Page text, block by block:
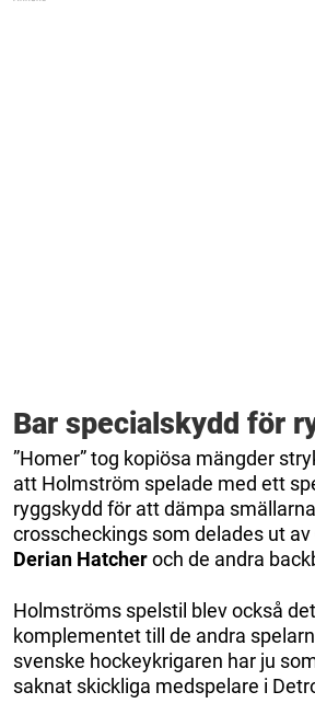
Bar specialskydd för
”Homer” tog kopiösa mängder
att Holmström spelade med ett
ryggskydd för att dämpa
crosscheckings som delades ut av
Derian Hatcheroch de andra
Holmströms spelstil blev också
komplementet till de andra
svenske hockeykrigaren har ju
saknat skickliga medspelare i